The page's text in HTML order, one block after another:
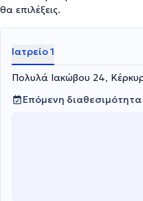
θα επιλέξεις.
Ιατρείο 1
Πολυλά Ιακώβου 24,
Επόμενη διαθεσιμότητα